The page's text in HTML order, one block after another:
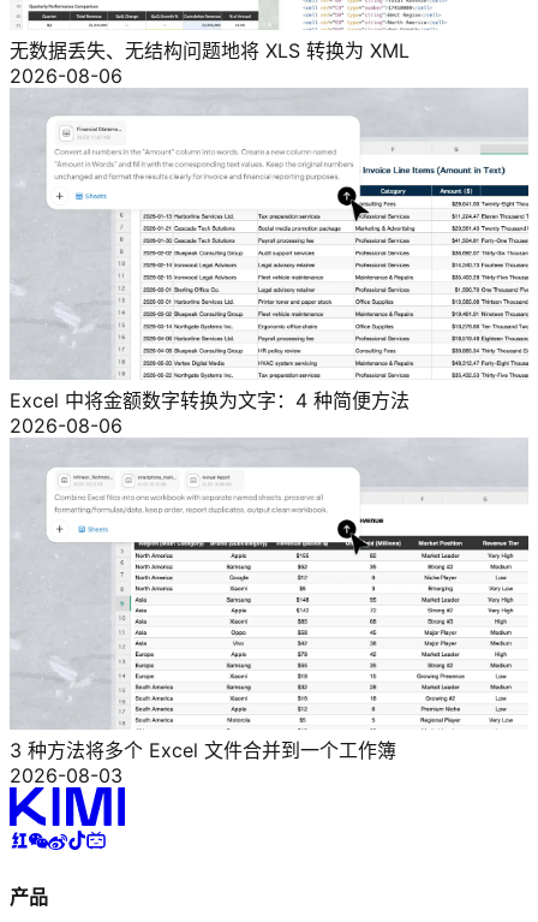
无数据丢失、无结构问题地将 XLS 转换为 XML
2026-08-06
Excel 中将金额数字转换为文字：4 种简便方法
2026-08-06
3 种方法将多个 Excel 文件合并到一个工作簿
2026-08-03
产品